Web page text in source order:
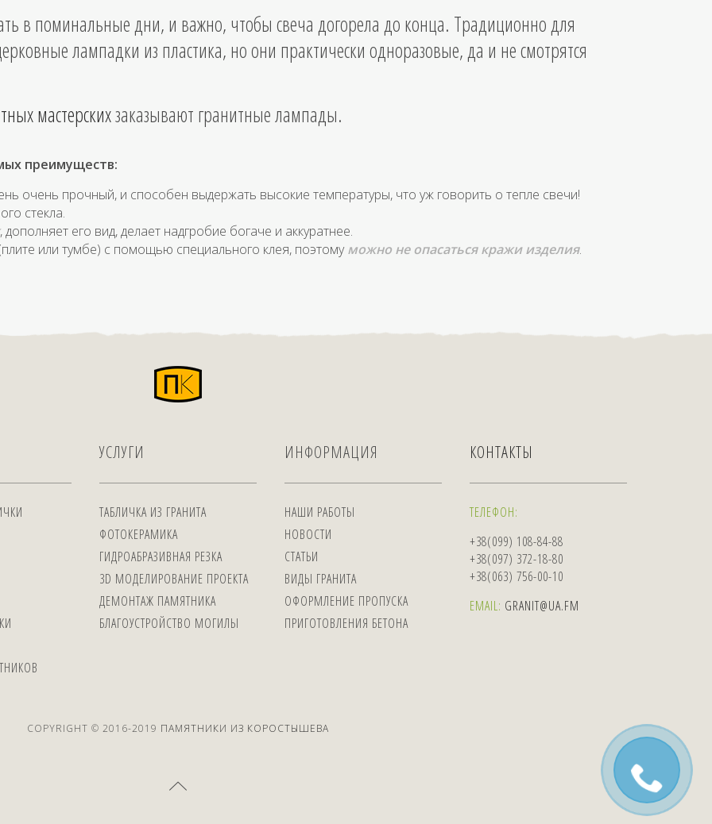
в поминальные дни, и важно, чтобы свеча догорела до конца. Традиционно для
лампадки из пластика, но они практически одноразовые, да и не смотрятся
мастерскихзаказывают гранитные лампады.
преимуществ:
очень прочный, и способен выдержать высокие температуры, что уж говорить о тепле свечи!
стекла.
, дополняет его вид, делает надгробие богаче и аккуратнее.
или тумбе) с помощью специального клея, поэтомуможно не опасаться кражи изделия.
УСЛУГИ
ТАБЛИЧКА ИЗ ГРАНИТА
ФОТОКЕРАМИКА
ГИДРОАБРАЗИВНАЯ РЕЗКА
3D МОДЕЛИРОВАНИЕ ПРОЕКТА
ДЕМОНТАЖ ПАМЯТНИКА
БЛАГОУСТРОЙСТВО МОГИЛЫ
ИНФОРМАЦИЯ
НАШИ РАБОТЫ
НОВОСТИ
СТАТЬИ
ВИДЫ ГРАНИТА
ОФОРМЛЕНИЕ ПРОПУСКА
ПРИГОТОВЛЕНИЯ БЕТОНА
КОНТАКТЫ
ТЕЛЕФОН:
+38(099) 108-84-88
+38(097) 372-18-80
+38(063) 756-00-10
EMAIL: GRANIT@UA.FM
COPYRIGHT © 2016-2019 ПАМЯТНИКИ ИЗ КОРОСТЫШЕВА